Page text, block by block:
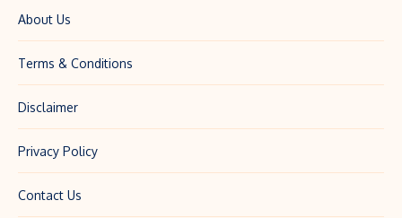
About Us
Terms & Conditions
Disclaimer
Privacy Policy
Contact Us